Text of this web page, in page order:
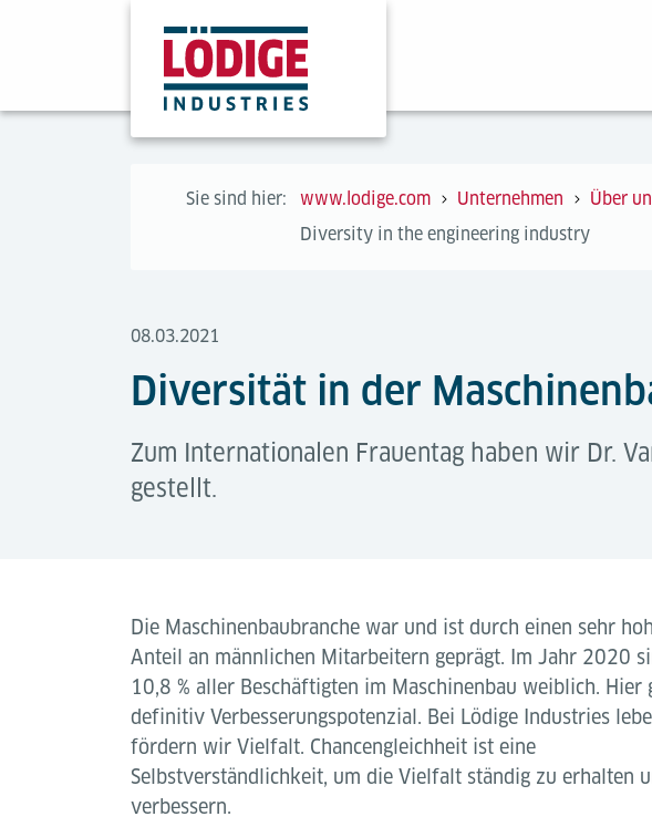
Sie sind hier: www.lodige.com Unternehmen Über
Diversity in the engineering industry
08.03.2021
Diversität in der
Zum Internationalen Frauentag haben wir Dr.
gestellt.
Die Maschinenbaubranche war und ist durch einen sehr
Anteil an männlichen Mitarbeitern geprägt. Im Jahr 2020
10,8 % aller Beschäftigten im Maschinenbau weiblich. Hier
definitiv Verbesserungspotenzial. Bei Lödige Industries
fördern wir Vielfalt. Chancengleichheit ist eine
Selbstverständlichkeit, um die Vielfalt ständig zu erhalten
verbessern.